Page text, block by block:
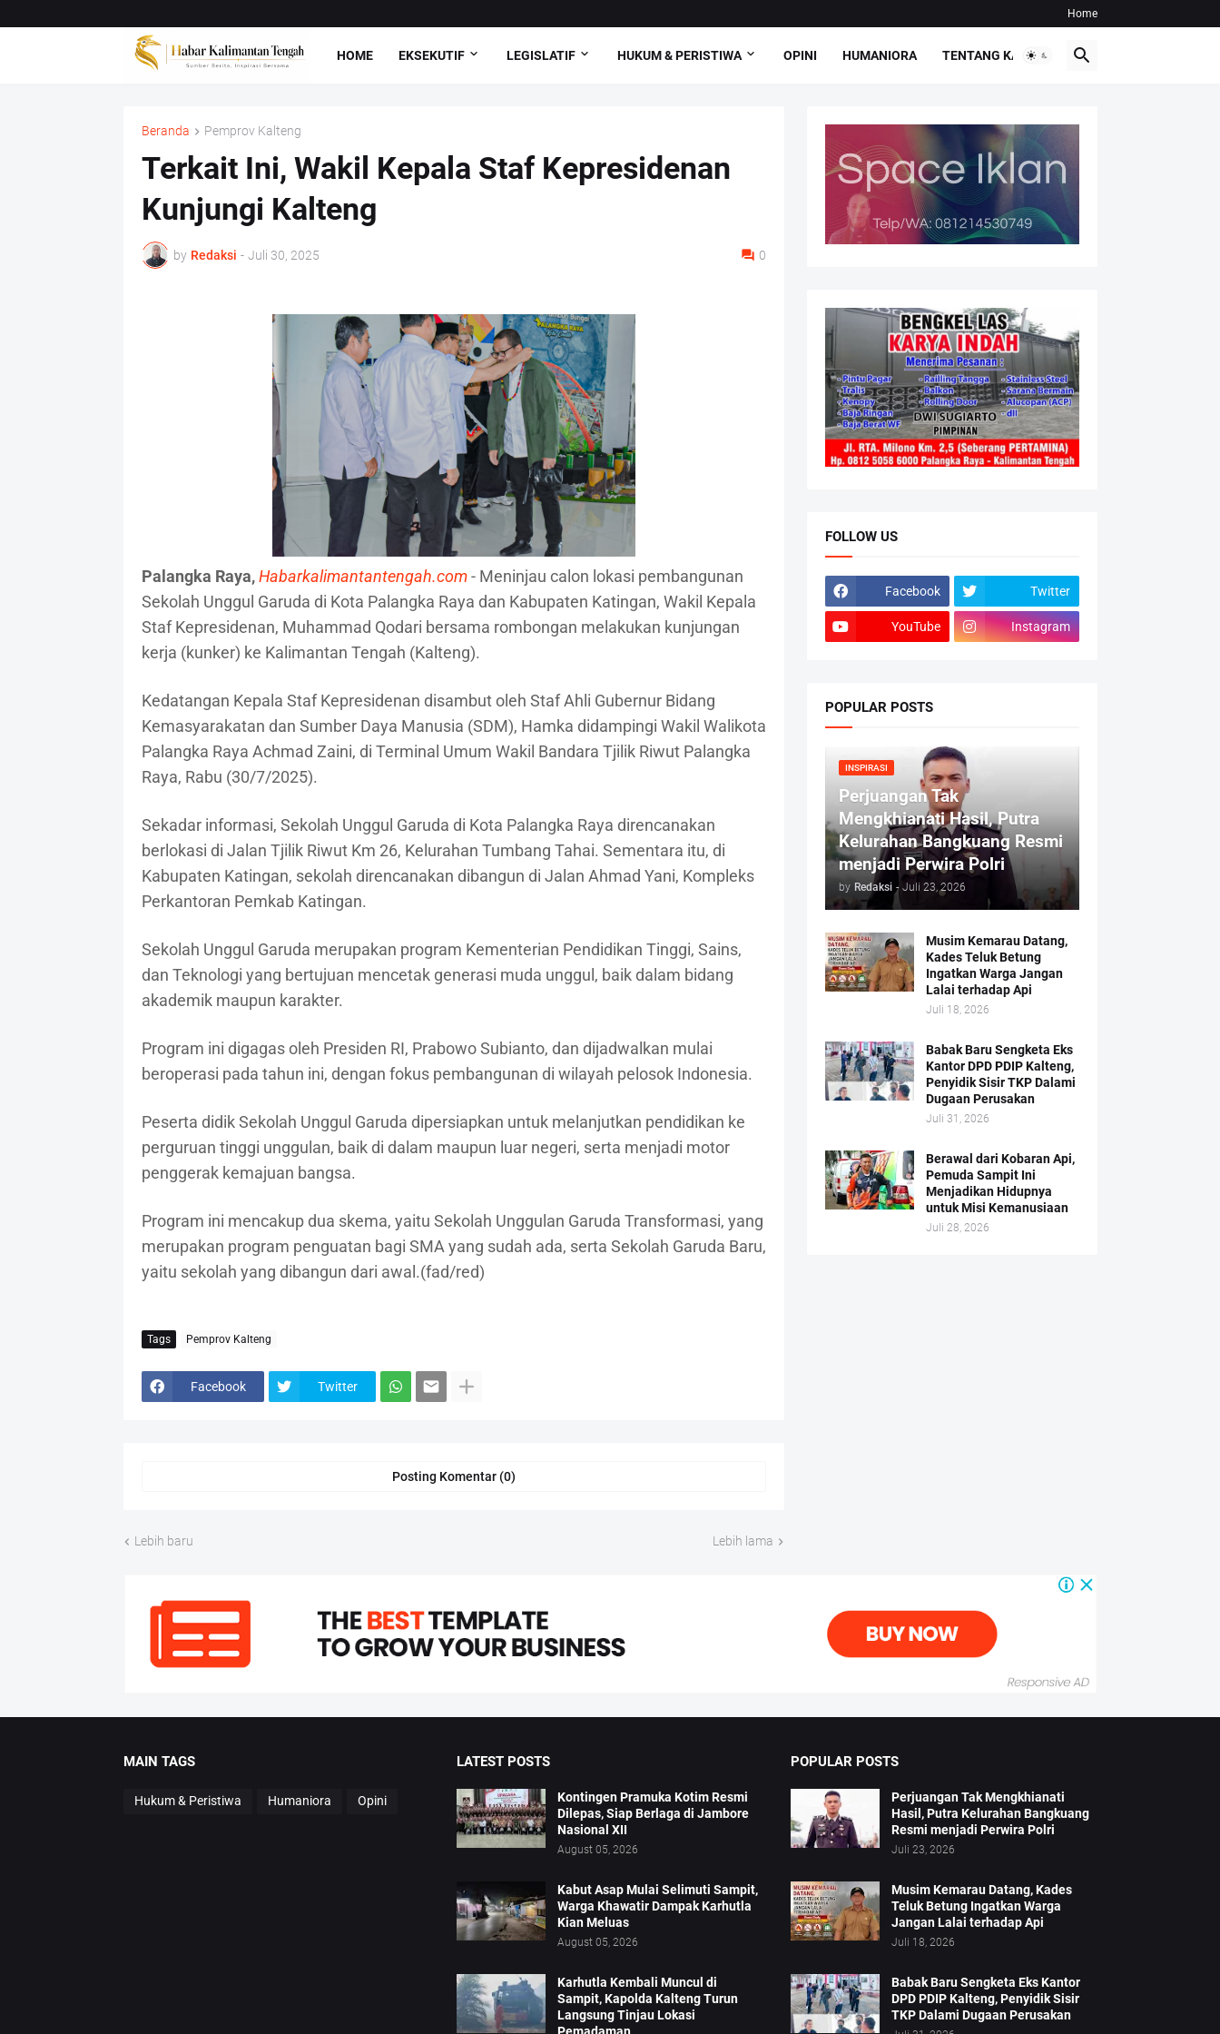
Home
HOME EKSEKUTIF LEGISLATIF HUKUM & PERISTIWA OPINI HUMANIORA TENTANG KAMI
Beranda Pemprov Kalteng
Terkait Ini, Wakil Kepala Staf Kepresidenan
Kunjungi Kalteng
by Redaksi - Juli 30, 2025 0
Palangka Raya, Habarkalimantantengah.com- Meninjau calon lokasi pembangunan
Sekolah Unggul Garuda di Kota Palangka Raya dan Kabupaten Katingan, Wakil Kepala
Staf Kepresidenan, Muhammad Qodari bersama rombongan melakukan kunjungan
kerja (kunker) ke Kalimantan Tengah (Kalteng).
Kedatangan Kepala Staf Kepresidenan disambut oleh Staf Ahli Gubernur Bidang
Kemasyarakatan dan Sumber Daya Manusia (SDM), Hamka didampingi Wakil Walikota
Palangka Raya Achmad Zaini, di Terminal Umum Wakil Bandara Tjilik Riwut Palangka
Raya, Rabu (30/7/2025).
Sekadar informasi, Sekolah Unggul Garuda di Kota Palangka Raya direncanakan
berlokasi di Jalan Tjilik Riwut Km 26, Kelurahan Tumbang Tahai. Sementara itu, di
Kabupaten Katingan, sekolah direncanakan dibangun di Jalan Ahmad Yani, Kompleks
Perkantoran Pemkab Katingan.
Sekolah Unggul Garuda merupakan program Kementerian Pendidikan Tinggi, Sains,
dan Teknologi yang bertujuan mencetak generasi muda unggul, baik dalam bidang
akademik maupun karakter.
Program ini digagas oleh Presiden RI, Prabowo Subianto, dan dijadwalkan mulai
beroperasi pada tahun ini, dengan fokus pembangunan di wilayah pelosok Indonesia.
Peserta didik Sekolah Unggul Garuda dipersiapkan untuk melanjutkan pendidikan ke
perguruan tinggi unggulan, baik di dalam maupun luar negeri, serta menjadi motor
penggerak kemajuan bangsa.
Program ini mencakup dua skema, yaitu Sekolah Unggulan Garuda Transformasi, yang
merupakan program penguatan bagi SMA yang sudah ada, serta Sekolah Garuda Baru,
yaitu sekolah yang dibangun dari awal.(fad/red)
Tags Pemprov Kalteng
Facebook Twitter
Posting Komentar (0)
Lebih baru Lebih lama
FOLLOW US
Facebook Twitter
YouTube Instagram
POPULAR POSTS
INSPIRASI
Perjuangan Tak
Mengkhianati Hasil, Putra
Kelurahan Bangkuang Resmi
menjadi Perwira Polri
by Redaksi - Juli 23, 2026
Musim Kemarau Datang,
Kades Teluk Betung
Ingatkan Warga Jangan
Lalai terhadap Api
Juli 18, 2026
Babak Baru Sengketa Eks
Kantor DPD PDIP Kalteng,
Penyidik Sisir TKP Dalami
Dugaan Perusakan
Juli 31, 2026
Berawal dari Kobaran Api,
Pemuda Sampit Ini
Menjadikan Hidupnya
untuk Misi Kemanusiaan
Juli 28, 2026
MAIN TAGS
Hukum & Peristiwa Humaniora Opini
LATEST POSTS
Kontingen Pramuka Kotim Resmi
Dilepas, Siap Berlaga di Jambore
Nasional XII
August 05, 2026
Kabut Asap Mulai Selimuti Sampit,
Warga Khawatir Dampak Karhutla
Kian Meluas
August 05, 2026
Karhutla Kembali Muncul di
Sampit, Kapolda Kalteng Turun
Langsung Tinjau Lokasi
Pemadaman
POPULAR POSTS
Perjuangan Tak Mengkhianati
Hasil, Putra Kelurahan Bangkuang
Resmi menjadi Perwira Polri
Juli 23, 2026
Musim Kemarau Datang, Kades
Teluk Betung Ingatkan Warga
Jangan Lalai terhadap Api
Juli 18, 2026
Babak Baru Sengketa Eks Kantor
DPD PDIP Kalteng, Penyidik Sisir
TKP Dalami Dugaan Perusakan